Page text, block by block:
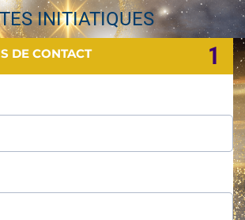
INITIATIQUES
DE CONTACT 1